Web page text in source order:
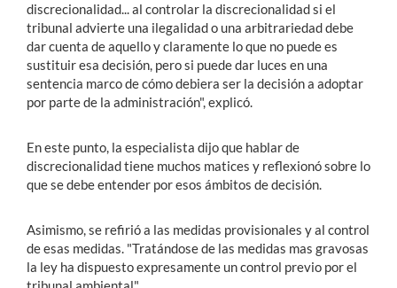
discrecionalidad... al controlar la discrecionalidad si el
tribunal advierte una ilegalidad o una arbitrariedad debe
dar cuenta de aquello y claramente lo que no puede es
sustituir esa decisión, pero si puede dar luces en una
sentencia marco de cómo debiera ser la decisión a adoptar
por parte de la administración", explicó.
En este punto, la especialista dijo que hablar de
discrecionalidad tiene muchos matices y reflexionó sobre lo
que se debe entender por esos ámbitos de decisión.
Asimismo, se refirió a las medidas provisionales y al control
de esas medidas. "Tratándose de las medidas mas gravosas
la ley ha dispuesto expresamente un control previo por el